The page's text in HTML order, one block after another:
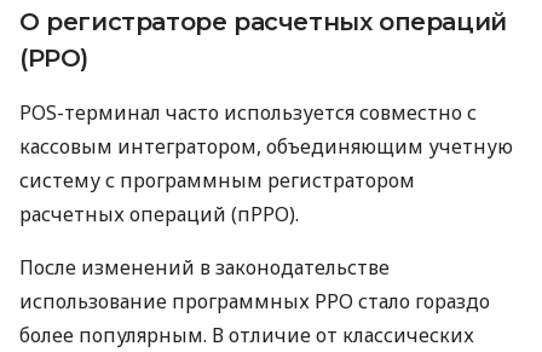
О регистраторе расчетных операций
(РРО)
POS-терминал часто используется совместно с
кассовым интегратором, объединяющим учетную
систему с программным регистратором
расчетных операций (пРРО).
После изменений в законодательстве
использование программных РРО стало гораздо
более популярным. В отличие от классических